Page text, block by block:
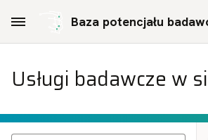
Baza potencjału
Usługi badawcze w